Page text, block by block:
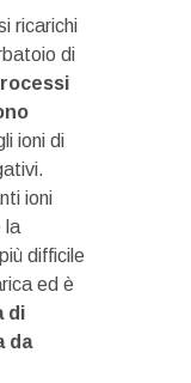
ricarichi
di
ioni di
ioni
la
difficile
ed è
di
da